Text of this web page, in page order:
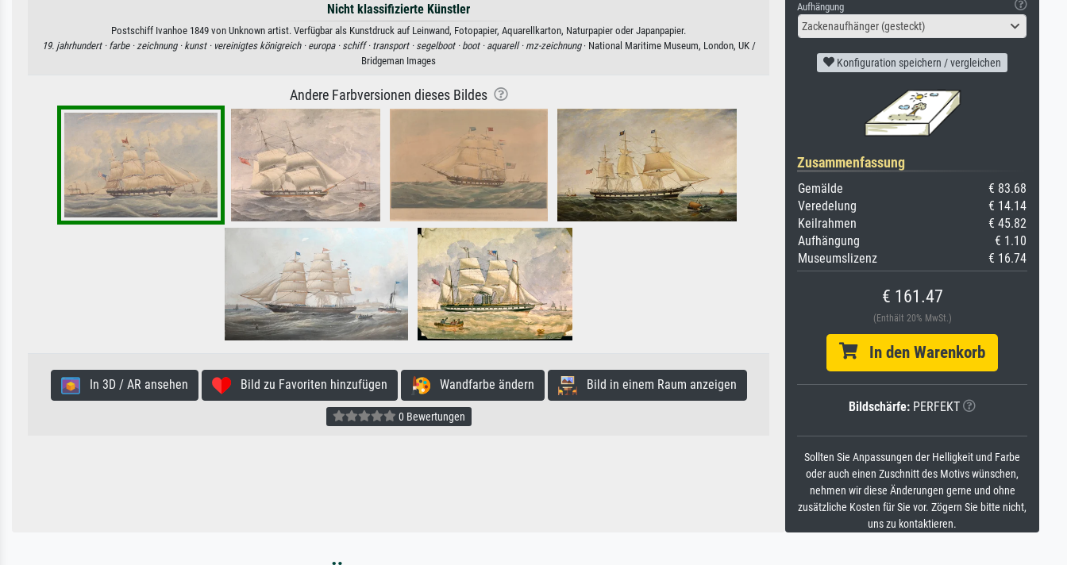
Nicht klassifizierte Künstler
Postschiff Ivanhoe 1849 von Unknown artist. Verfügbar als Kunstdruck auf Leinwand, Fotopapier, Aquarellkarton, Naturpapier oder Japanpapier.
19. jahrhundert · farbe ·zeichnung · kunst · vereinigtes königreich · europa · schiff · transport · segelboot · boot · aquarell · mz-zeichnung· National Maritime Museum, London, UK /
Bridgeman Images
Andere Farbversionen dieses Bildes
In 3D / AR ansehen Bild zu Favoriten hinzufügen Wandfarbe ändern Bild in einem Raum anzeigen
0 Bewertungen
Aufhängung
Zackenaufhänger (gesteckt)
Konfiguration speichern / vergleichen
Zusammenfassung
Gemälde
€ 83.68
Veredelung
€ 14.14
Keilrahmen
€ 45.82
Aufhängung
€ 1.10
Museumslizenz
€ 16.74
€ 161.47
(Enthält 20% MwSt.)
In den Warenkorb
Bildschärfe: PERFEKT
Sollten Sie Anpassungen der Helligkeit und Farbe
oder auch einen Zuschnitt des Motivs wünschen,
nehmen wir diese Änderungen gerne und ohne
zusätzliche Kosten für Sie vor. Zögern Sie bitte nicht,
uns zu kontaktieren.